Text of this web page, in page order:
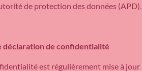
de protection des données (APD).
déclaration de confidentialité
est régulièrement mise à jour